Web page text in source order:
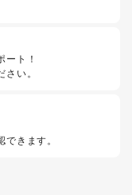
ート！
い。
きます。